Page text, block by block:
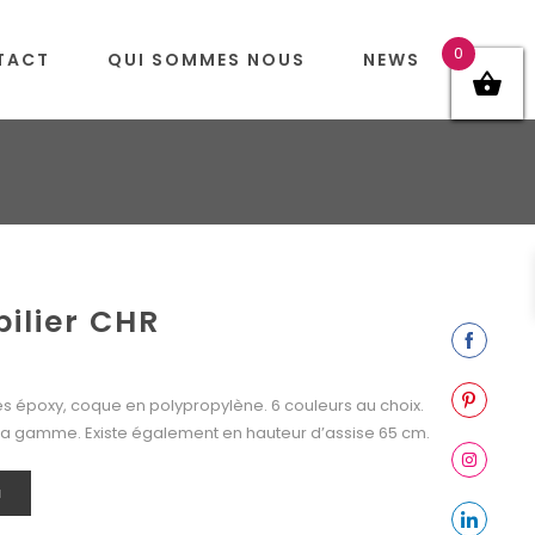
QUI SOMMES NOUS NEWS
CHR
époxy, coque en polypropylène. 6 couleurs au choix.
Existe également en hauteur d’assise 65 cm.
0
on
Facebook
on
Pinterest
on